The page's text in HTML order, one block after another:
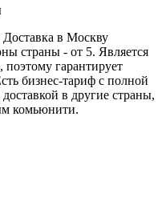
в Москву
страны - от 5. Является
гарантирует
бизнес-тариф с полной
в другие страны,
комьюнити.